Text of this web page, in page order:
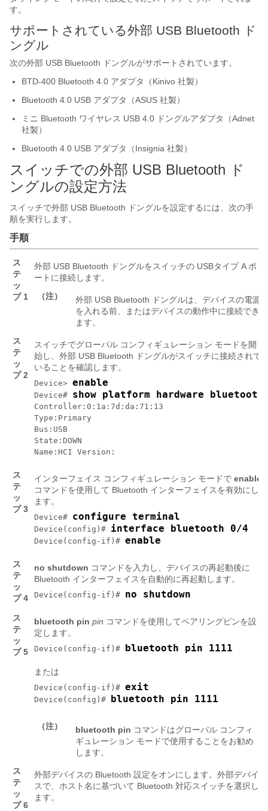
す。
サポートされている外部 USB Bluetooth ド
ングル
次の外部 USB Bluetooth ドングルがサポートされています。
BTD-400 Bluetooth 4.0 アダプタ（Kinivo 社製）
Bluetooth 4.0 USB アダプタ（ASUS 社製）
ミニ Bluetooth ワイヤレス USB 4.0 ドングルアダプタ（Adnet
社製）
Bluetooth 4.0 USB アダプタ（Insignia 社製）
スイッチでの外部 USB Bluetooth ド
ングルの設定方法
スイッチで外部 USB Bluetooth ドングルを設定するには、次の手
順を実行します。
手順
ス
テ
ッ
プ 1
外部 USB Bluetooth ドングルをスイッチの USBタイプ A ポ
ートに接続します。
（注）
外部 USB Bluetooth ドングルは、デバイスの電源
を入れる前、またはデバイスの動作中に接続でき
ます。
ス
テ
ッ
プ 2
スイッチでグローバル コンフィギュレーション モードを開
始し、外部 USB Bluetooth ドングルがスイッチに接続されて
いることを確認します。
Device> enable
Device# show platform hardware bluetooth
Controller:0:1a:7d:da:71:13
Type:Primary
Bus:USB
State:DOWN
Name:HCI Version:
ス
テ
ッ
プ 3
インターフェイス コンフィギュレーション モードで enable
コマンドを使用して Bluetooth インターフェイスを有効にし
ます。
Device# configure terminal
Device(config)# interface bluetooth 0/4
Device(config-if)# enable
ス
テ
ッ
プ 4
no shutdown コマンドを入力し、デバイスの再起動後に
Bluetooth インターフェイスを自動的に再起動します。
Device(config-if)# no shutdown
ス
テ
ッ
プ 5
bluetooth pin pin コマンドを使用してペアリングピンを設
定します。
Device(config-if)# bluetooth pin 1111
または
Device(config-if)# exit
Device(config)# bluetooth pin 1111
（注） bluetooth pin コマンドはグローバル コンフィ
ギュレーション モードで使用することをお勧め
します。
ス
テ
ッ
プ 6
外部デバイスの Bluetooth 設定をオンにします。外部デバイ
スで、ホスト名に基づいて Bluetooth 対応スイッチを選択し
ます。